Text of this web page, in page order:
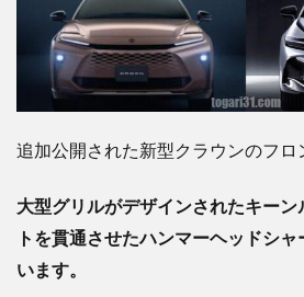
追加公開された新型クラウンのフロ
大型グリルがデザインされたキーン
トを貫通させたハンマーヘッドシ
います。